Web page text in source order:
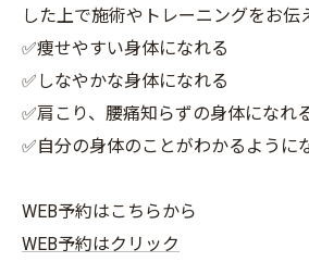
した上で施術やトレーニングをお伝
✅痩せやすい身体になれる
✅しなやかな身体になれる
✅肩こり、腰痛知らずの身体になれ
✅自分の身体のことがわかるように
WEB予約はこちらから
WEB予約はクリック